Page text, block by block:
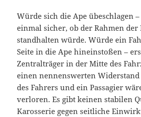
Würde sich die Ape übeschlagen
einmal sicher, ob der Rahmen der
standhalten würde. Würde ein
Seite in die Ape hineinstoßen –
Zentralträger in der Mitte des
einen nennenswerten
des Fahrers und ein Passagier
verloren. Es gibt keinen stabilen
Karosserie gegen seitliche